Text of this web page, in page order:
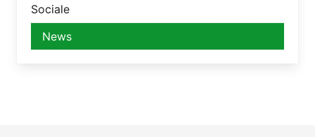
Sociale
News